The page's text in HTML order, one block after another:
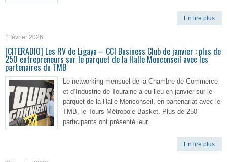
En lire plus
1 février 2026
[CITERADIO] Les RV de Ligaya – CCI Business Club de janvier : plus de
250 entrepreneurs sur le parquet de la Halle Monconseil avec les
partenaires du TMB
Le networking mensuel de la Chambre de Commerce
et d’Industrie de Touraine a eu lieu en janvier sur le
parquet de la Halle Monconseil, en partenariat avec le
TMB, le Tours Métropole Basket. Plus de 250
participants ont présenté leur
En lire plus